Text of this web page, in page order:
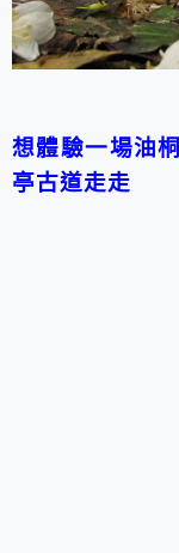
想體驗一場油
亭古道走走